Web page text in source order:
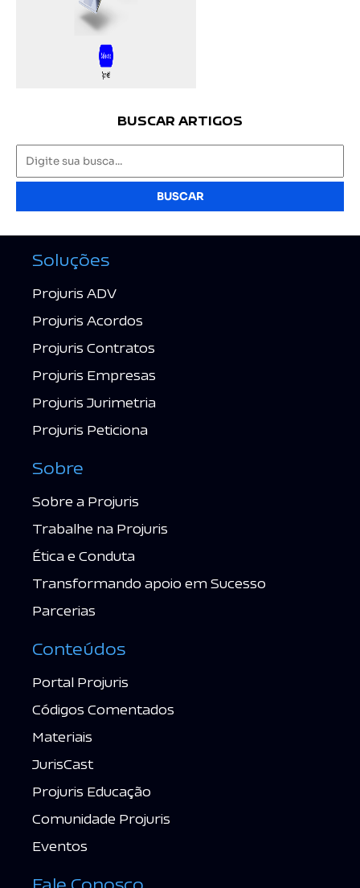
BUSCAR ARTIGOS
BUSCAR
Soluções
Projuris ADV
Projuris Acordos
Projuris Contratos
Projuris Empresas
Projuris Jurimetria
Projuris Peticiona
Sobre
Sobre a Projuris
Trabalhe na Projuris
Ética e Conduta
Transformando apoio em Sucesso
Parcerias
Conteúdos
Portal Projuris
Códigos Comentados
Materiais
JurisCast
Projuris Educação
Comunidade Projuris
Eventos